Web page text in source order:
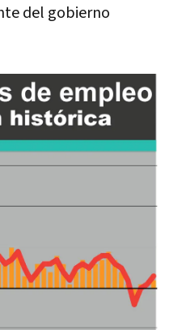
del gobierno